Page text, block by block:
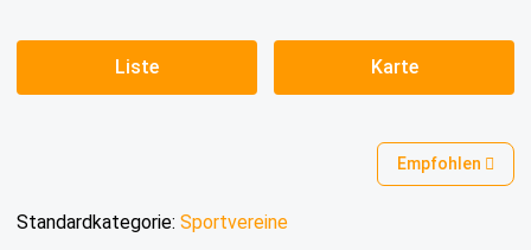
Liste Karte
Empfohlen
Standardkategorie: Sportvereine